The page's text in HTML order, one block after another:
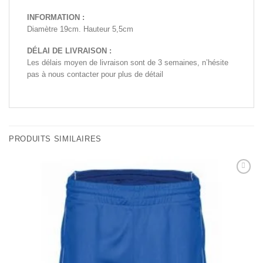
INFORMATION :
Diamètre 19cm. Hauteur 5,5cm
DÉLAI DE LIVRAISON :
Les délais moyen de livraison sont de 3 semaines, n’hésite
pas à nous contacter pour plus de détail
PRODUITS SIMILAIRES